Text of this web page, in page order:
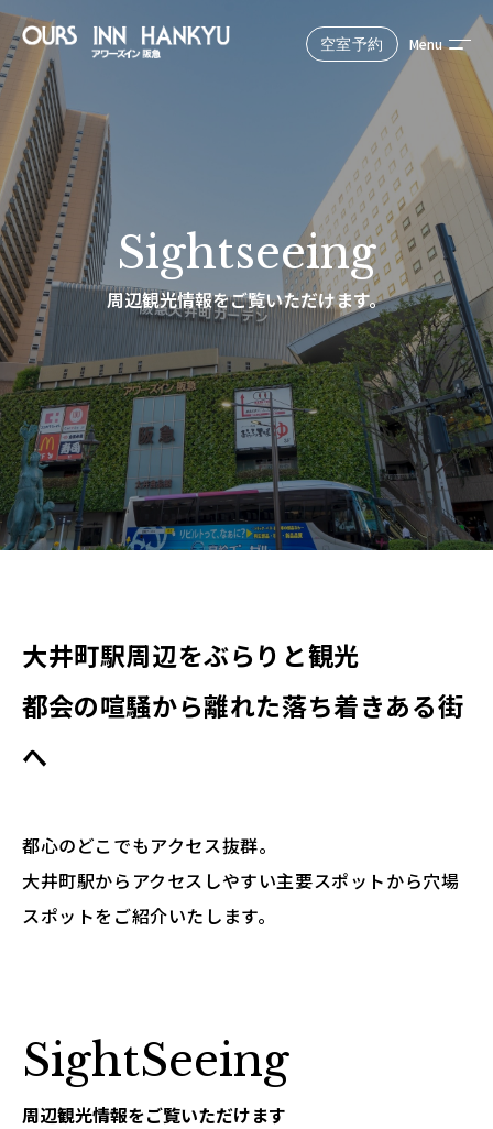
空室予約 Menu
公式サイトからのご予約が最もお得！
宿泊予定日
選択中の人数と室数
大人1名, 1室
検索
Sightseeing
周辺観光情報をご覧いただけます。
大井町駅周辺をぶらりと観光
都会の喧騒から離れた落ち着きある街
へ
都心のどこでもアクセス抜群。
大井町駅からアクセスしやすい主要スポットから穴場
スポットをご紹介いたします。
SightSeeing
周辺観光情報をご覧いただけます